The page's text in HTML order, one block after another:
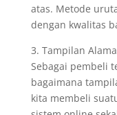
atas. Metode
dengan kwalitas
3. Tampilan
Sebagai pembeli
bagaimana
kita membeli